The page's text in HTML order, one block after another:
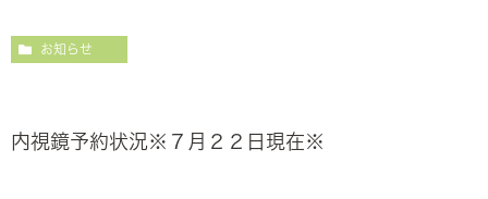
お知らせ
内視鏡予約状況※７月２２日現在※